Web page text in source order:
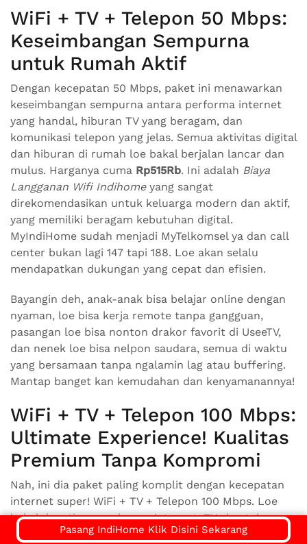
WiFi + TV + Telepon 50 Mbps:
Keseimbangan Sempurna
untuk Rumah Aktif
Dengan kecepatan 50 Mbps, paket ini menawarkan
keseimbangan sempurna antara performa internet
yang handal, hiburan TV yang beragam, dan
komunikasi telepon yang jelas. Semua aktivitas digital
dan hiburan di rumah loe bakal berjalan lancar dan
mulus. Harganya cuma Rp515Rb. Ini adalah Biaya
Langganan Wifi Indihomeyang sangat
direkomendasikan untuk keluarga modern dan aktif,
yang memiliki beragam kebutuhan digital.
MyIndiHome sudah menjadi MyTelkomsel ya dan call
center bukan lagi 147 tapi 188. Loe akan selalu
mendapatkan dukungan yang cepat dan efisien.
Bayangin deh, anak-anak bisa belajar online dengan
nyaman, loe bisa kerja remote tanpa gangguan,
pasangan loe bisa nonton drakor favorit di UseeTV,
dan nenek loe bisa nelpon saudara, semua di waktu
yang bersamaan tanpa ngalamin lag atau buffering.
Mantap banget kan kemudahan dan kenyamanannya!
WiFi + TV + Telepon 100 Mbps:
Ultimate Experience! Kualitas
Premium Tanpa Kompromi
Nah, ini dia paket paling komplit dengan kecepatan
internet super! WiFi + TV + Telepon 100 Mbps. Loe
bakal dapetin pengalaman internet, TV, dan telepon
terbaik yang ditawarkan IndiHome. Paket ini
Pasang IndiHome Klik Disini Sekarang